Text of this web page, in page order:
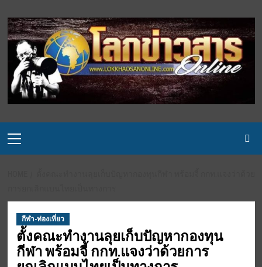
to
content
Menu
กีฬา-ท่องเที่ยว
ตั้งคณะทำงานลุยเก็บปัญหากองทุน
กีฬา พร้อมจี้ กกท.แจงว่าด้วยการ